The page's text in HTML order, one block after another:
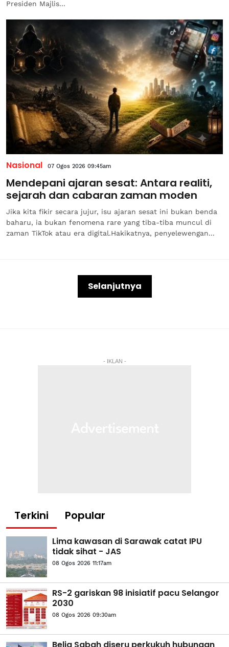
Presiden Majlis...
Nasional 07 Ogos 2026 09:45am
Mendepani ajaran sesat: Antara realiti,
sejarah dan cabaran zaman moden
Jika kita fikir secara jujur, isu ajaran sesat ini bukan benda
baharu, ia bukan fenomena rare yang tiba-tiba muncul di
zaman TikTok atau era digital.Hakikatnya, penyelewengan...
Selanjutnya
- IKLAN -
Terkini Popular
Lima kawasan di Sarawak catat IPU
tidak sihat - JAS
08 Ogos 2026 11:17am
RS-2 gariskan 98 inisiatif pacu Selangor
2030
08 Ogos 2026 09:30am
Belia Sabah diseru perkukuh hubungan